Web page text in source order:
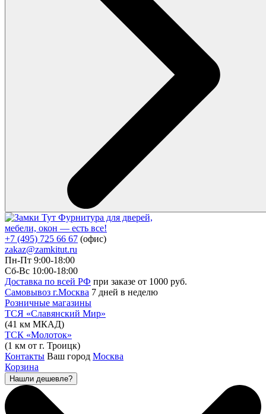
Фурнитура для дверей,
мебели, окон — есть все!
+7 (495) 725 66 67 (офис)
zakaz@zamkitut.ru
Пн-Пт 9:00-18:00
Сб-Вс 10:00-18:00
Доставка по всей РФ при заказе от 1000 руб.
Самовывоз г.Москва 7 дней в неделю
Розничные магазины
ТСЯ «Славянский Мир»
(41 км МКАД)
ТСК «Молоток»
(1 км от г. Троицк)
Контакты Ваш город Москва
Корзина
Нашли дешевле?